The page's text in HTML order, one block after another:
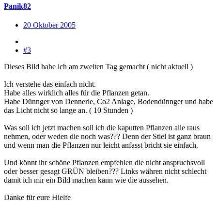
Panik82
20 Oktober 2005
#3
Dieses Bild habe ich am zweiten Tag gemacht ( nicht aktuell )
Ich verstehe das einfach nicht.
Habe alles wirklich alles für die Pflanzen getan.
Habe Dünnger von Dennerle, Co2 Anlage, Bodendünnger und habe
das Licht nicht so lange an. ( 10 Stunden )
Was soll ich jetzt machen soll ich die kaputten Pflanzen alle raus
nehmen, oder weden die noch was??? Denn der Stiel ist ganz braun
und wenn man die Pflanzen nur leicht anfasst bricht sie einfach.
Und könnt ihr schöne Pflanzen empfehlen die nicht anspruchsvoll
oder besser gesagt GRÜN bleiben??? Links währen nicht schlecht
damit ich mir ein Bild machen kann wie die aussehen.
Danke für eure Hielfe